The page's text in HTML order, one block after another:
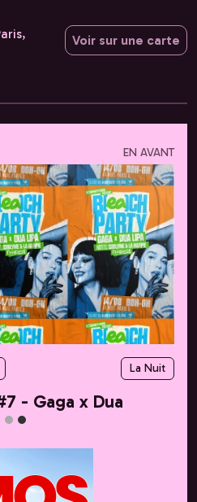
Voir sur une carte
EN AVANT
La Nuit
- Gaga x Dua